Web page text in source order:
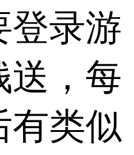
登录游
送，每
有类似